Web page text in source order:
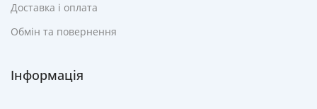
Доставка і оплата
Обмін та повернення
Інформація